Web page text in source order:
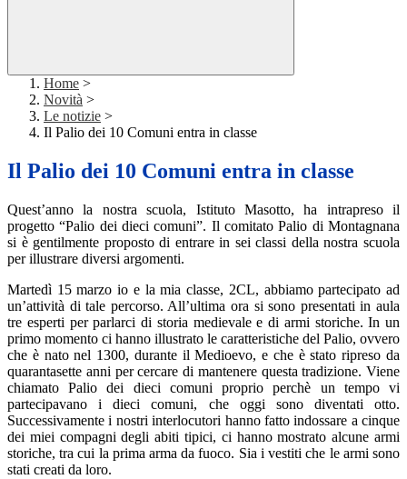
Home >
Novità >
Le notizie >
Il Palio dei 10 Comuni entra in classe
Il Palio dei 10 Comuni entra in classe
Quest’anno la nostra scuola, Istituto Masotto, ha intrapreso il
progetto “Palio dei dieci comuni”. Il comitato Palio di Montagnana
si è gentilmente proposto di entrare in sei classi della nostra scuola
per illustrare diversi argomenti.
Martedì 15 marzo io e la mia classe, 2CL, abbiamo partecipato ad
un’attività di tale percorso. All’ultima ora si sono presentati in aula
tre esperti per parlarci di storia medievale e di armi storiche. In un
primo momento ci hanno illustrato le caratteristiche del Palio, ovvero
che è nato nel 1300, durante il Medioevo, e che è stato ripreso da
quarantasette anni per cercare di mantenere questa tradizione. Viene
chiamato Palio dei dieci comuni proprio perchè un tempo vi
partecipavano i dieci comuni, che oggi sono diventati otto.
Successivamente i nostri interlocutori hanno fatto indossare a cinque
dei miei compagni degli abiti tipici, ci hanno mostrato alcune armi
storiche, tra cui la prima arma da fuoco. Sia i vestiti che le armi sono
stati creati da loro.